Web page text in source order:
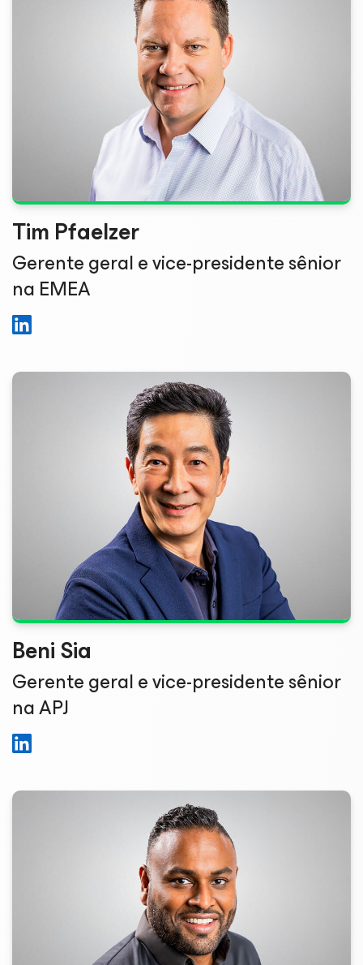
Tim Pfaelzer
Gerente geral e vice-presidente sênior
na EMEA
Beni Sia
Gerente geral e vice-presidente sênior
na APJ